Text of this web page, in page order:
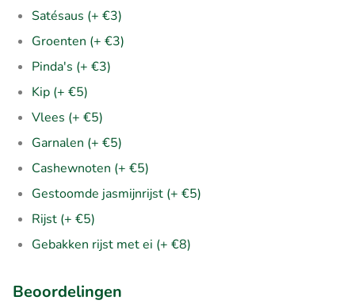
Satésaus (+ €3)
Groenten (+ €3)
Pinda's (+ €3)
Kip (+ €5)
Vlees (+ €5)
Garnalen (+ €5)
Cashewnoten (+ €5)
Gestoomde jasmijnrijst (+ €5)
Rijst (+ €5)
Gebakken rijst met ei (+ €8)
Beoordelingen